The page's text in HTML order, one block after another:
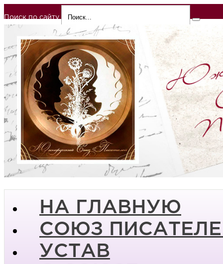
Поиск по сайту
НА ГЛАВНУЮ
СОЮЗ
УСТАВ